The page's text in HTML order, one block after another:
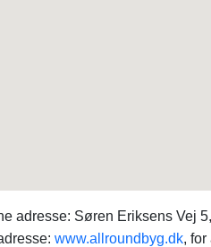
adresse: Søren Eriksens Vej
www.allroundbyg.dk, for